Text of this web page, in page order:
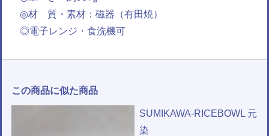
◎材 質・素材：磁器（有田焼）
◎電子レンジ・食洗機可
この商品に似た商品
SUMIKAWA-RICEBOWL 元
染